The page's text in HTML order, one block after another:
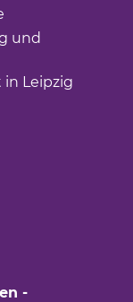
und
Leipzig
-